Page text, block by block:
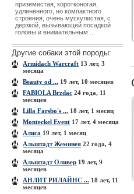
приземистая, коротконогая,
удлинённого, но компактного
строения, очень мускулистая, с
дерзкой, вызывающей посадкой
головы и внимательным ...
Другие собаки этой породы:
Armidach Warcraft 13 лет, 3
месяца
Beauty od ... 19 лет, 10 месяцев
FABIOLA Brzdac 24 года, 11
месяцев
Lilla Farsbo's ... 18 лет, 1 месяц
Monteckel Event 17 лет, 4 месяца
Алиса 19 лет, 1 месяц
Альштадт Жеминея 22 года, 4
месяца
Альштадт Оливер 19 лет, 9
месяцев
АНЛИТ РИЛАЙНС ... 18 лет, 11
месяцев